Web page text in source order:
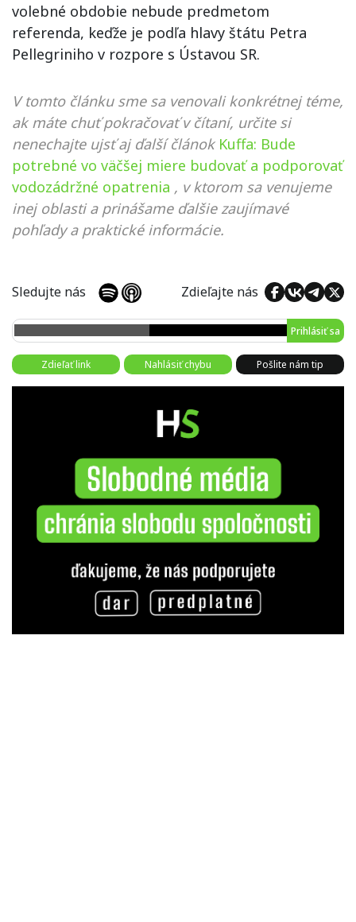
volebné obdobie nebude predmetom
referenda, keďže je podľa hlavy štátu Petra
Pellegriniho v rozpore s Ústavou SR.
V tomto článku sme sa venovali konkrétnej téme,
ak máte chuť pokračovať v čítaní, určite si
nenechajte ujsť aj ďalší článok Kuffa: Bude
potrebné vo väčšej miere budovať a podporovať
vodozádržné opatrenia , v ktorom sa venujeme
inej oblasti a prinášame ďalšie zaujímavé
pohľady a praktické informácie.
Sledujte nás Zdieľajte nás
Prihlásiť sa
Zdieľať link Nahlásiť chybu Pošlite nám tip